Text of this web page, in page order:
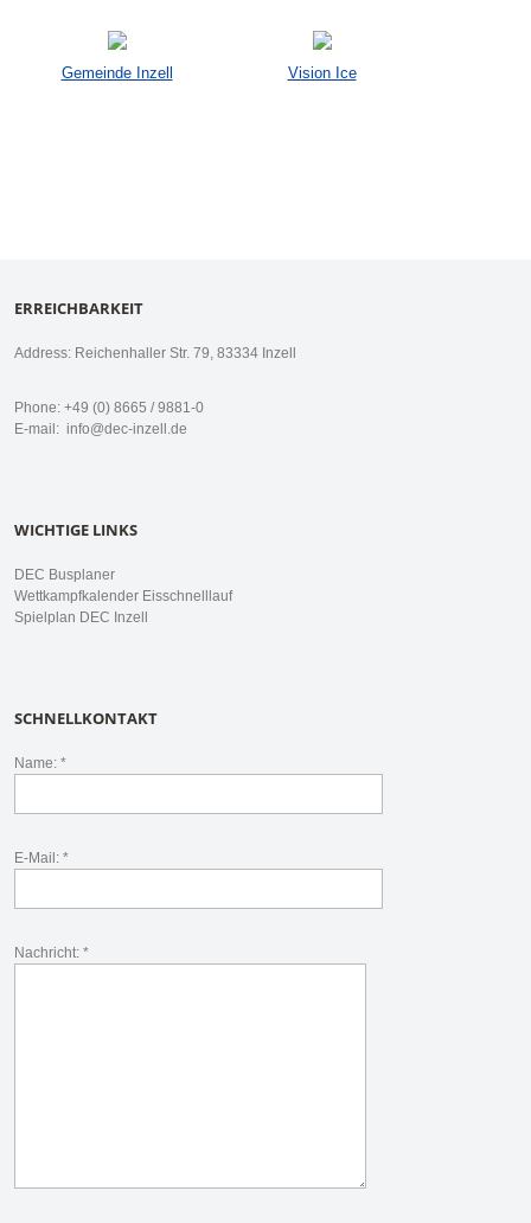
Gemeinde Inzell Vision Ice
ERREICHBARKEIT
Address: Reichenhaller Str. 79, 83334 Inzell
Phone: +49 (0) 8665 / 9881-0
E-mail: info@dec-inzell.de
WICHTIGE LINKS
DEC Busplaner
Wettkampfkalender Eisschnelllauf
Spielplan DEC Inzell
SCHNELLKONTAKT
Name: *
E-Mail: *
Nachricht: *